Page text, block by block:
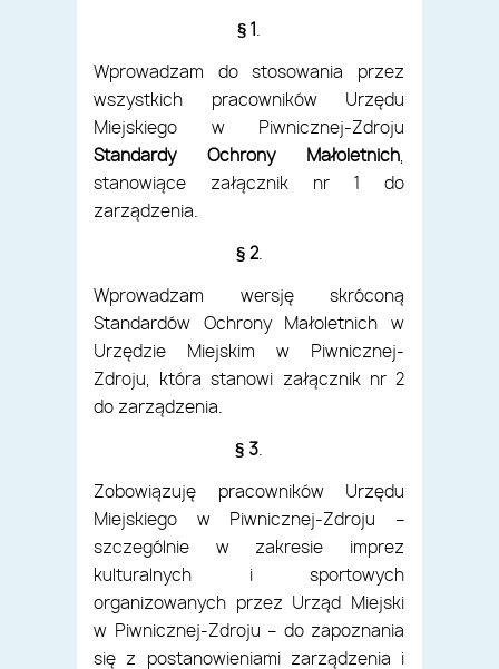
§ 1
Wprowadzam do stosowania przez
wszystkich pracowników Urzędu
Miejskiego w Piwnicznej-Zdroju
Standardy Ochrony Małoletnich
stanowiące załącznik nr 1 do
zarządzenia.
§ 2.
Wprowadzam wersję skróconą
Standardów Ochrony Małoletnich w
Urzędzie Miejskim w Piwnicznej-
Zdroju, która stanowi załącznik nr 2
do zarządzenia.
§ 3
Zobowiązuję pracowników Urzędu
Miejskiego w Piwnicznej-Zdroju –
szczególnie w zakresie imprez
kulturalnych i sportowych
organizowanych przez Urząd Miejski
w Piwnicznej-Zdroju – do zapoznania
się z postanowieniami zarządzenia i